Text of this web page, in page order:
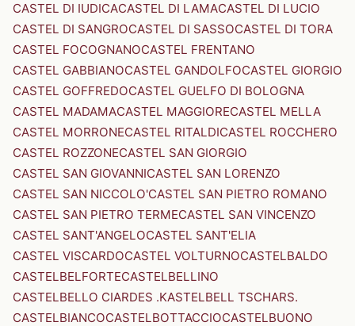
CASTEL DI IUDICACASTEL DI LAMACASTEL DI LUCIO
CASTEL DI SANGROCASTEL DI SASSOCASTEL DI TORA
CASTEL FOCOGNANOCASTEL FRENTANO
CASTEL GABBIANOCASTEL GANDOLFOCASTEL GIORGIO
CASTEL GOFFREDOCASTEL GUELFO DI BOLOGNA
CASTEL MADAMACASTEL MAGGIORECASTEL MELLA
CASTEL MORRONECASTEL RITALDICASTEL ROCCHERO
CASTEL ROZZONECASTEL SAN GIORGIO
CASTEL SAN GIOVANNICASTEL SAN LORENZO
CASTEL SAN NICCOLO'CASTEL SAN PIETRO ROMANO
CASTEL SAN PIETRO TERMECASTEL SAN VINCENZO
CASTEL SANT'ANGELOCASTEL SANT'ELIA
CASTEL VISCARDOCASTEL VOLTURNOCASTELBALDO
CASTELBELFORTECASTELBELLINO
CASTELBELLO CIARDES .KASTELBELL TSCHARS.
CASTELBIANCOCASTELBOTTACCIOCASTELBUONO